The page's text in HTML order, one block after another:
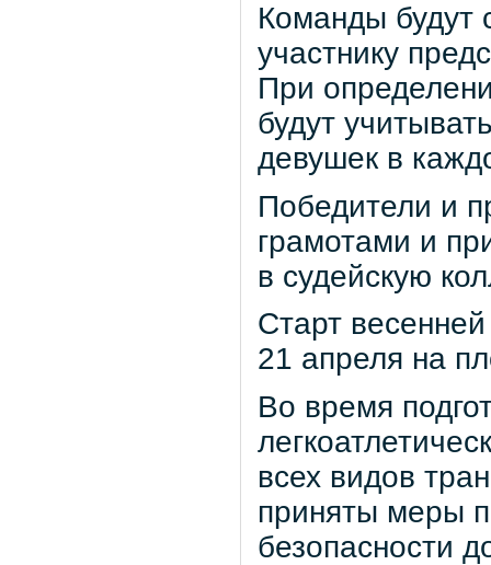
Команды будут
участнику
При
будут
девушек в
Победители и
грамотами и
в судейскую
Старт
21 апреля на
Во время
всех видов
приняты меры
безопасности